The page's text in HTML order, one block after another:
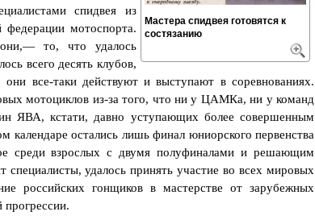
Мастера спидвея готовятся к
состязанию
спидвея из
федерации мотоспорта.
то, что удалось
всего десять клубов,
все-таки действуют и выступают в соревнованиях.
мотоциклов из-за того, что ни у ЦАМКа, ни у команд
ЯВА, кстати, давно уступающих более совершенным
календаре остались лишь финал юниорского первенства
среди взрослых с двумя полуфиналами и решающим
специалисты, удалось принять участие во всех мировых
российских гонщиков в мастерстве от зарубежных
прогрессии.